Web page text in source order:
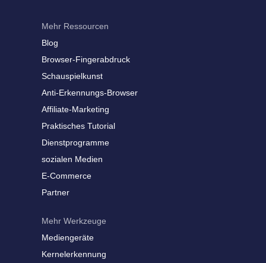
Mehr Ressourcen
Blog
Browser-Fingerabdruck
Schauspielkunst
Anti-Erkennungs-Browser
Affiliate-Marketing
Praktisches Tutorial
Dienstprogramme
sozialen Medien
E-Commerce
Partner
Mehr Werkzeuge
Mediengeräte
Kernelerkennung